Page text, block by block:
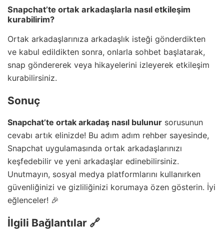
Snapchat’te ortak arkadaşlarla nasıl etkileşim
kurabilirim?
Ortak arkadaşlarınıza arkadaşlık isteği gönderdikten
ve kabul edildikten sonra, onlarla sohbet başlatarak,
snap göndererek veya hikayelerini izleyerek etkileşim
kurabilirsiniz.
Sonuç
Snapchat’te ortak arkadaş nasıl bulunur sorusunun
cevabı artık elinizde! Bu adım adım rehber sayesinde,
Snapchat uygulamasında ortak arkadaşlarınızı
keşfedebilir ve yeni arkadaşlar edinebilirsiniz.
Unutmayın, sosyal medya platformlarını kullanırken
güvenliğinizi ve gizliliğinizi korumaya özen gösterin. İyi
eğlenceler! 🎉
İlgili Bağlantılar 🔗